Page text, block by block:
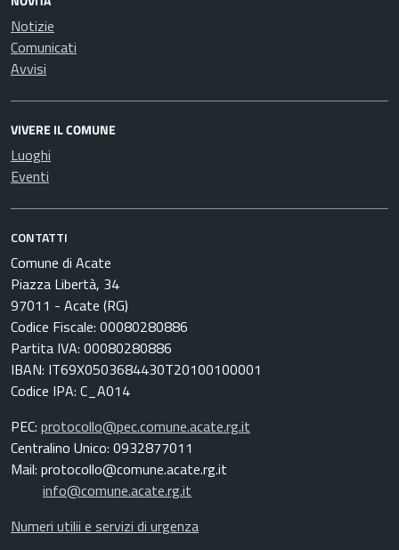
Notizie
Comunicati
Avvisi
VIVERE IL COMUNE
Luoghi
Eventi
CONTATTI
Comune di Acate
Piazza Libertà, 34
97011 - Acate (RG)
Codice Fiscale: 00080280886
Partita IVA: 00080280886
IBAN: IT69X0503684430T20100100001
Codice IPA: C_A014
PEC: protocollo@pec.comune.acate.rg.it
Centralino Unico: 0932877011
Mail: protocollo@comune.acate.rg.it
info@comune.acate.rg.it
Numeri utilii e servizi di urgenza